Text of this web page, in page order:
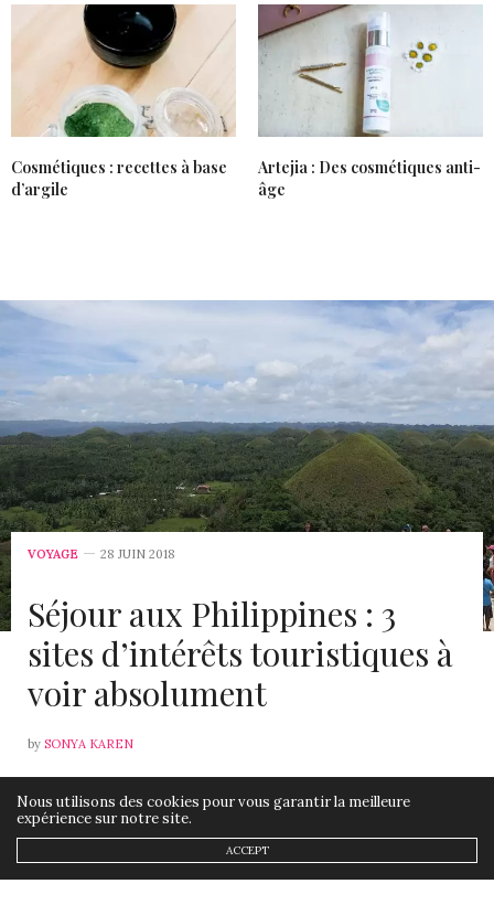
Cosmétiques : recettes à base
d’argile
Artejia : Des cosmétiques anti-
âge
VOYAGE 28 JUIN 2018
Séjour aux Philippines : 3
sites d’intérêts touristiques à
voir absolument
by SONYA KAREN
voyageurs provenant des quatre coins du monde grâce
à ses attractions touristiques remarquables. En effet,
l’archipel philippin avec ses milliers et des milliers d’îles
Nous utilisons des cookies pour vous garantir la meilleure
expérience sur notre site.
ACCEPT